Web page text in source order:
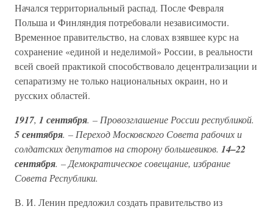
Начался территориальный распад. После Февраля
Польша и Финляндия потребовали независимости.
Временное правительство, на словах взявшее курс на
сохранение «единой и неделимой» России, в реальности
всей своей практикой способствовало децентрализации и
сепаратизму не только национальных окраин, но и
русских областей.
1917, 1 сентября. – Провозглашение России республикой.
5 сентября. – Переход Московского Совета рабочих и
солдатских депутатов на сторону большевиков. 14–22
сентября. – Демократическое совещание, избрание
Совета Республики.
В. И. Ленин предложил создать правительство из